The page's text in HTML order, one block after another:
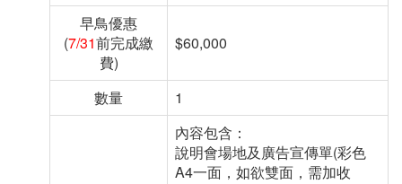
早鳥優惠
(7/31前完成繳
費)
$60,000
數量 1
內容包含：
說明會場地及廣告宣傳單(彩色
A4一面，如欲雙面，需加收